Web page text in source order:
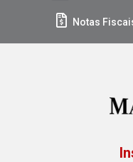
Notas